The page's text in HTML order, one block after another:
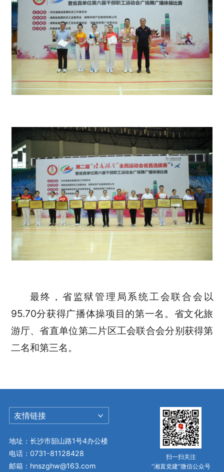
最终，省监狱管理局系统工会联合会以
95.70分获得广播体操项目的第一名。省文化旅
游厅、省直单位第二片区工会联合会分别获得第
二名和第三名。
友情链接
地址：长沙市韶山路1号4办公楼
电话：0731-81128428
邮箱：hnszghw@163.com
扫一扫关注
“湘直党建”微信公众号